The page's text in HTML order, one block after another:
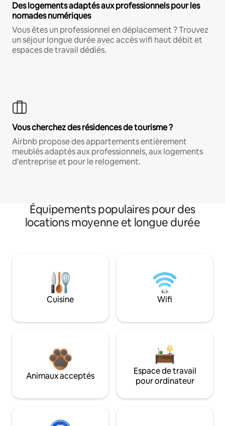
Des logements adaptés aux professionnels pour les
nomades numériques
Vous êtes un professionnel en déplacement ? Trouvez
un séjour longue durée avec accès wifi haut débit et
espaces de travail dédiés.
Vous cherchez des résidences de tourisme ?
Airbnb propose des appartements entièrement
meublés adaptés aux professionnels, aux logements
d'entreprise et pour le relogement.
Équipements populaires pour des
locations moyenne et longue durée
Cuisine Wifi
Animaux acceptés
Espace de travail
pour ordinateur